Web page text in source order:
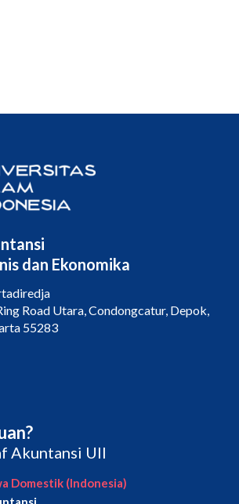
dan Ekonomika
Road Utara, Condongcatur, Depok,
55283
Akuntansi UII
Domestik (Indonesia)